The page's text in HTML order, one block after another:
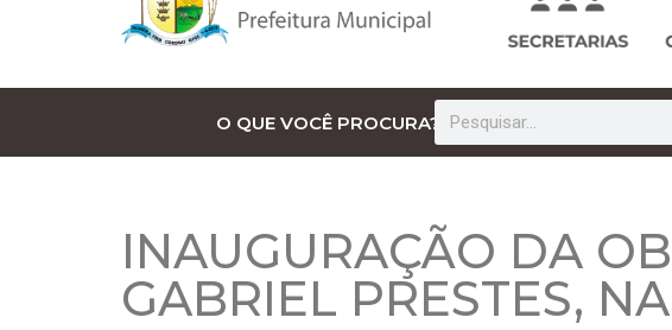
O QUE VOCÊ PROCURA?
INAUGURAÇÃO DA
GABRIEL PRESTES,